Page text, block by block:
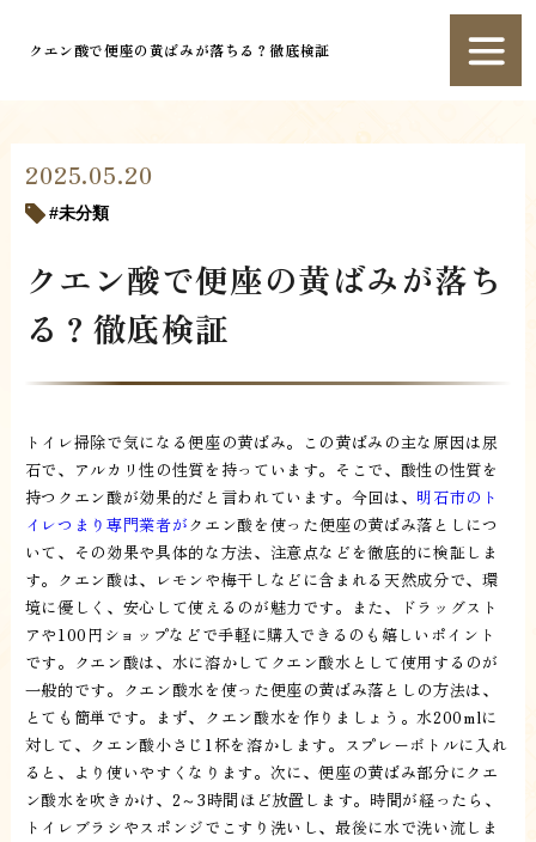
クエン酸で便座の黄ばみが落ちる？徹底検証
2025.05.20
未分類
クエン酸で便座の黄ばみが落ち
る？徹底検証
トイレ掃除で気になる便座の黄ばみ。この黄ばみの主な原因は尿
石で、アルカリ性の性質を持っています。そこで、酸性の性質を
持つクエン酸が効果的だと言われています。今回は、 明石市のト
イレつまり専門業者がクエン酸を使った便座の黄ばみ落としにつ
いて、その効果や具体的な方法、注意点などを徹底的に検証しま
す。クエン酸は、レモンや梅干しなどに含まれる天然成分で、環
境に優しく、安心して使えるのが魅力です。また、ドラッグスト
アや100円ショップなどで手軽に購入できるのも嬉しいポイント
です。クエン酸は、水に溶かしてクエン酸水として使用するのが
一般的です。クエン酸水を使った便座の黄ばみ落としの方法は、
とても簡単です。まず、クエン酸水を作りましょう。水200mlに
対して、クエン酸小さじ1杯を溶かします。スプレーボトルに入れ
ると、より使いやすくなります。次に、便座の黄ばみ部分にクエ
ン酸水を吹きかけ、2～3時間ほど放置します。時間が経ったら、
トイレブラシやスポンジでこすり洗いし、最後に水で洗い流しま